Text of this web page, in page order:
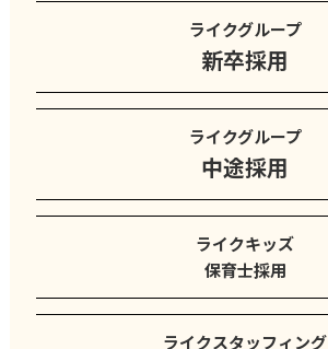
ライクグループ
新卒採用
ライクグループ
中途採用
ライクキッズ
保育士採用
ライクスタッフィング